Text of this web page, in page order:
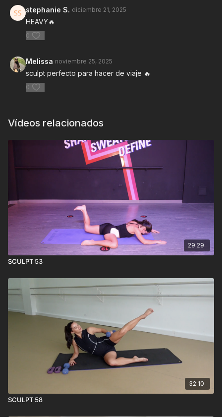
stephanie S. diciembre 21, 2025
HEAVY🔥
0
Melissa noviembre 25, 2025
sculpt perfecto para hacer de viaje 🔥
0
Vídeos relacionados
29:29
SCULPT 53
32:10
SCULPT 58